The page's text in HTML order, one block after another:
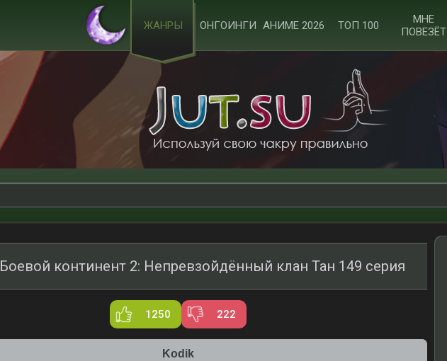
ЖАНРЫ ОНГОИНГИ АНИМЕ 2026 ТОП 100
МНЕ
ПОВЕЗЁТ
Боевой континент 2: Непревзойдённый клан Тан 149 серия
1250 222
Kodik